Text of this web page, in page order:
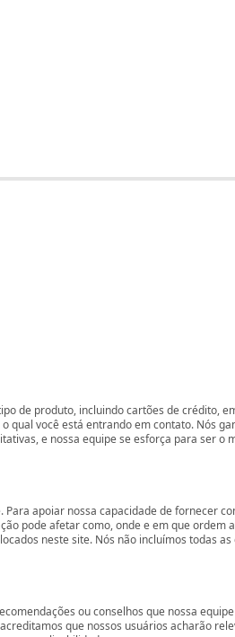
de produto, incluindo cartões de crédito,
você está entrando em contato. Nós
e nossa equipe se esforça para ser
apoiar nossa capacidade de fornecer
pode afetar como, onde e em que
neste site. Nós não incluímos todas
ou conselhos que nossa
que nossos usuários acharão